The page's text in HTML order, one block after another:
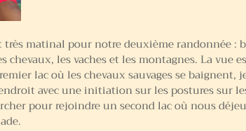
très matinal pour notre deuxième randonnée :
chevaux, les vaches et les montagnes. La vue
lac où les chevaux sauvages se baignent,
avec une initiation sur les postures sur
pour rejoindre un second lac où nous